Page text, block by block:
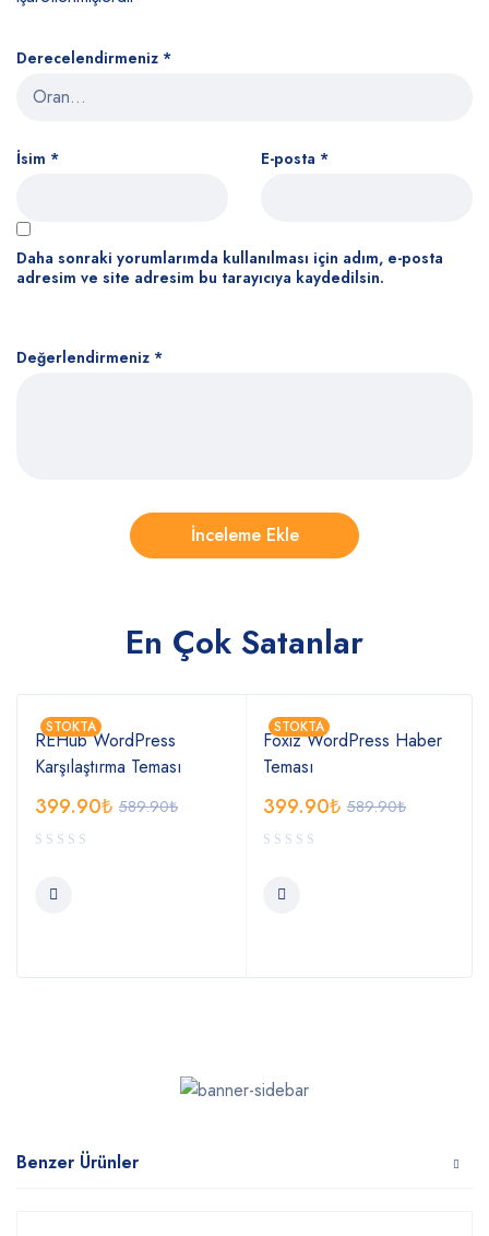
Derecelendirmeniz *
Değerlendirmeniz *
İsim * E-posta *
Daha sonraki yorumlarımda kullanılması için adım, e-posta
adresim ve site adresim bu tarayıcıya kaydedilsin.
En Çok Satanlar
STOKTA
REHub WordPress
Karşılaştırma Teması
589.90₺
399.90₺
STOKTA
Foxiz WordPress Haber
Teması
589.90₺
399.90₺
Benzer Ürünler